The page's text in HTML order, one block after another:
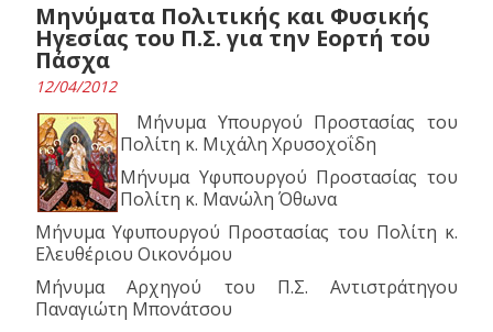
Μηνύματα Πολιτικής και Φυσικής
Ηγεσίας του Π.Σ. για την Εορτή του
Πάσχα
12/04/2012
Μήνυμα Υπουργού Προστασίας του
Πολίτη κ. Μιχάλη Χρυσοχοΐδη
Μήνυμα Υφυπουργού Προστασίας του
Πολίτη κ. Μανώλη Όθωνα
Μήνυμα Υφυπουργού Προστασίας του Πολίτη κ.
Ελευθέριου Οικονόμου
Μήνυμα Αρχηγού του Π.Σ. Αντιστράτηγου
Παναγιώτη Μπονάτσου